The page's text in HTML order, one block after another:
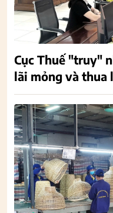
Cục Thuế "truy"
lãi mỏng và thua